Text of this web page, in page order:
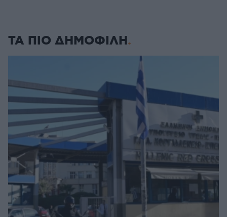
ΤΑ ΠΙΟ ΔΗΜΟΦΙΛΗ